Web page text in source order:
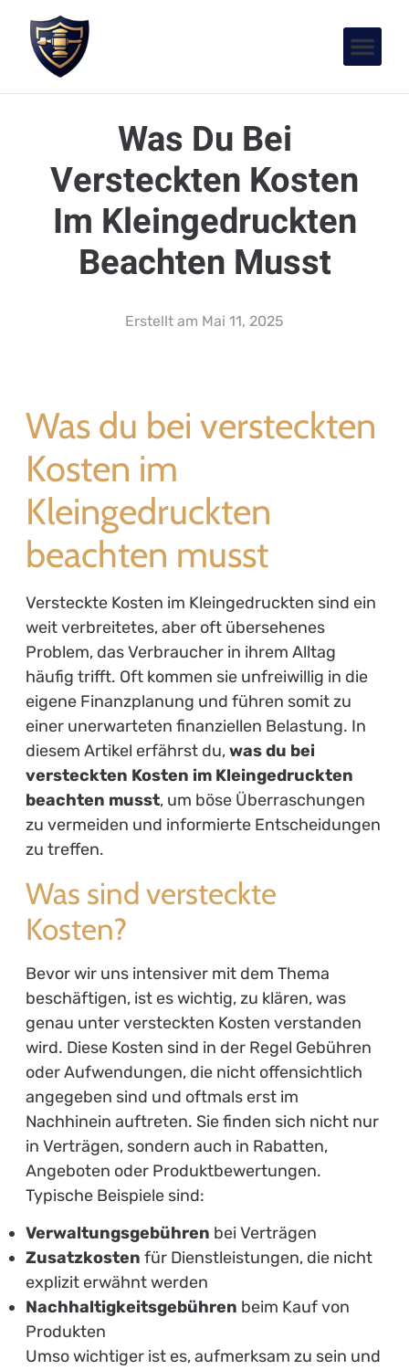
Was Du Bei
Versteckten Kosten
Im Kleingedruckten
Beachten Musst
Erstellt am Mai 11, 2025
Was du bei versteckten
Kosten im
Kleingedruckten
beachten musst
Versteckte Kosten im Kleingedruckten sind ein
weit verbreitetes, aber oft übersehenes
Problem, das Verbraucher in ihrem Alltag
häufig trifft. Oft kommen sie unfreiwillig in die
eigene Finanzplanung und führen somit zu
einer unerwarteten finanziellen Belastung. In
diesem Artikel erfährst du,was du bei
versteckten Kosten im Kleingedruckten
beachten musst, um böse Überraschungen
zu vermeiden und informierte Entscheidungen
zu treffen.
Was sind versteckte
Kosten?
Bevor wir uns intensiver mit dem Thema
beschäftigen, ist es wichtig, zu klären, was
genau unter versteckten Kosten verstanden
wird. Diese Kosten sind in der Regel Gebühren
oder Aufwendungen, die nicht offensichtlich
angegeben sind und oftmals erst im
Nachhinein auftreten. Sie finden sich nicht nur
in Verträgen, sondern auch in Rabatten,
Angeboten oder Produktbewertungen.
Typische Beispiele sind:
Verwaltungsgebühren bei Verträgen
Zusatzkosten für Dienstleistungen, die nicht
explizit erwähnt werden
Nachhaltigkeitsgebühren beim Kauf von
Produkten
Umso wichtiger ist es, aufmerksam zu sein und